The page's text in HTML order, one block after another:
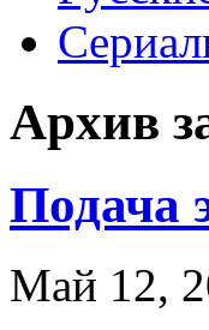
Архив
Подача
Май 12,